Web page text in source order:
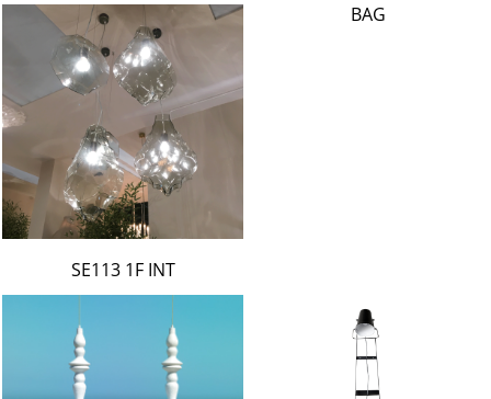
BAG
SE113 1F INT